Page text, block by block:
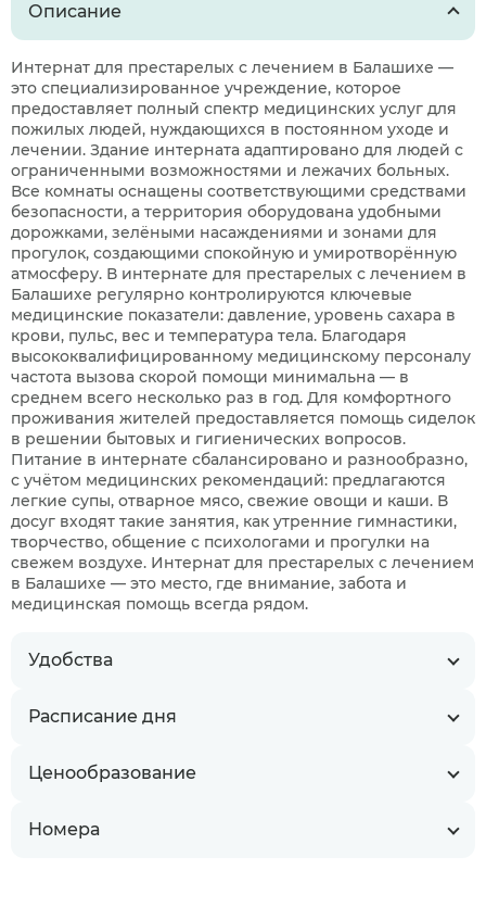
Описание
Удобства
Расписание дня
Ценообразование
Номера
Интернат для престарелых с лечением в Балашихе —
это специализированное учреждение, которое
предоставляет полный спектр медицинских услуг для
пожилых людей, нуждающихся в постоянном уходе и
лечении. Здание интерната адаптировано для людей с
ограниченными возможностями и лежачих больных.
Все комнаты оснащены соответствующими средствами
безопасности, а территория оборудована удобными
дорожками, зелёными насаждениями и зонами для
прогулок, создающими спокойную и умиротворённую
атмосферу. В интернате для престарелых с лечением в
Балашихе регулярно контролируются ключевые
медицинские показатели: давление, уровень сахара в
крови, пульс, вес и температура тела. Благодаря
высококвалифицированному медицинскому персоналу
частота вызова скорой помощи минимальна — в
среднем всего несколько раз в год. Для комфортного
проживания жителей предоставляется помощь сиделок
в решении бытовых и гигиенических вопросов.
Питание в интернате сбалансировано и разнообразно,
с учётом медицинских рекомендаций: предлагаются
легкие супы, отварное мясо, свежие овощи и каши. В
досуг входят такие занятия, как утренние гимнастики,
творчество, общение с психологами и прогулки на
свежем воздухе. Интернат для престарелых с лечением
в Балашихе — это место, где внимание, забота и
медицинская помощь всегда рядом.